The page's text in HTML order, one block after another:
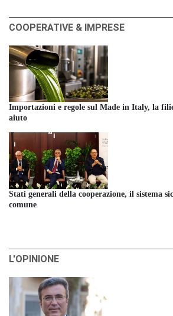
COOPERATIVE & IMPRESE
Importazioni e regole sul Made in Italy, la
aiuto
Stati generali della cooperazione, il sistema
comune
L'OPINIONE